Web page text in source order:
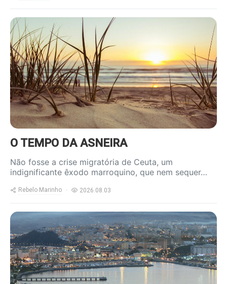
https://www.ruadireita.pt/wp-
content/uploads/2020/05/praia-
1-800x600.jpg
O TEMPO DA ASNEIRA
Não fosse a crise migratória de Ceuta, um
indignificante êxodo marroquino, que nem sequer…
Rebelo Marinho 2026.08.03
https://www.ruadireita.pt/wp-
content/uploads/2026/08/ceuta-
800x600.jpg